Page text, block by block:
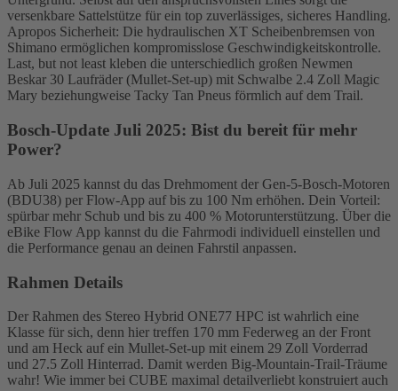
versenkbare Sattelstütze für ein top zuverlässiges, sicheres Handling.
Apropos Sicherheit: Die hydraulischen XT Scheibenbremsen von
Shimano ermöglichen kompromisslose Geschwindigkeitskontrolle.
Last, but not least kleben die unterschiedlich großen Newmen
Beskar 30 Laufräder (Mullet-Set-up) mit Schwalbe 2.4 Zoll Magic
Mary beziehungweise Tacky Tan Pneus förmlich auf dem Trail.
Bosch-Update Juli 2025: Bist du bereit für mehr
Power?
Ab Juli 2025 kannst du das Drehmoment der Gen-5-Bosch-Motoren
(BDU38) per Flow-App auf bis zu 100 Nm erhöhen. Dein Vorteil:
spürbar mehr Schub und bis zu 400 % Motorunterstützung. Über die
eBike Flow App kannst du die Fahrmodi individuell einstellen und
die Performance genau an deinen Fahrstil anpassen.
Rahmen Details
Der Rahmen des Stereo Hybrid ONE77 HPC ist wahrlich eine
Klasse für sich, denn hier treffen 170 mm Federweg an der Front
und am Heck auf ein Mullet-Set-up mit einem 29 Zoll Vorderrad
und 27.5 Zoll Hinterrad. Damit werden Big-Mountain-Trail-Träume
wahr! Wie immer bei CUBE maximal detailverliebt konstruiert auch